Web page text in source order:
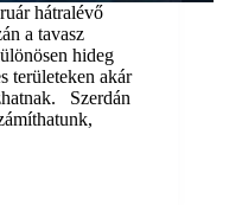
hátralévő
a tavasz
hideg
területeken akár
Szerdán